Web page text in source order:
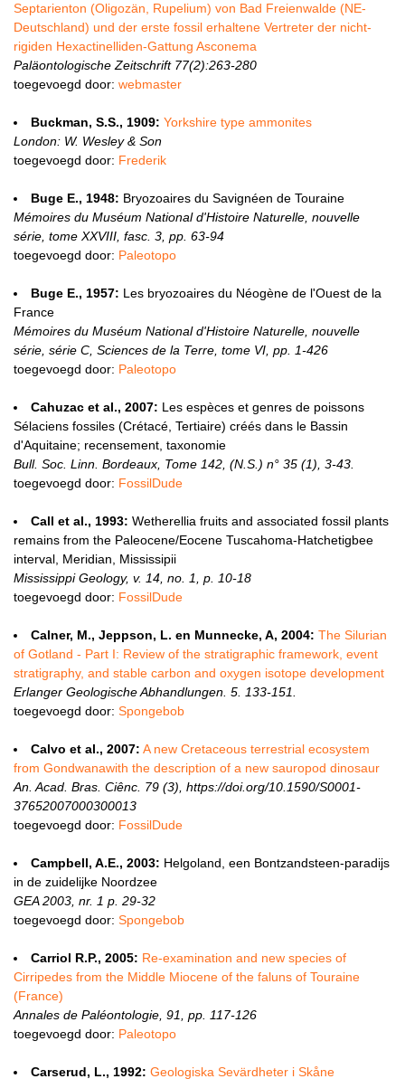
Septarienton (Oligozän, Rupelium) von Bad Freienwalde (NE-
Deutschland) und der erste fossil erhaltene Vertreter der nicht-
rigiden Hexactinelliden-Gattung Asconema
Paläontologische Zeitschrift 77(2):263-280
toegevoegd door: webmaster
Buckman, S.S., 1909: Yorkshire type ammonites
London: W. Wesley & Son
toegevoegd door: Frederik
Buge E., 1948: Bryozoaires du Savignéen de Touraine
Mémoires du Muséum National d'Histoire Naturelle, nouvelle
série, tome XXVIII, fasc. 3, pp. 63-94
toegevoegd door: Paleotopo
Buge E., 1957: Les bryozoaires du Néogène de l'Ouest de la
France
Mémoires du Muséum National d'Histoire Naturelle, nouvelle
série, série C, Sciences de la Terre, tome VI, pp. 1-426
toegevoegd door: Paleotopo
Cahuzac et al., 2007: Les espèces et genres de poissons
Sélaciens fossiles (Crétacé, Tertiaire) créés dans le Bassin
d'Aquitaine; recensement, taxonomie
Bull. Soc. Linn. Bordeaux, Tome 142, (N.S.) n° 35 (1), 3-43.
toegevoegd door: FossilDude
Call et al., 1993: Wetherellia fruits and associated fossil plants
remains from the Paleocene/Eocene Tuscahoma-Hatchetigbee
interval, Meridian, Mississipii
Mississippi Geology, v. 14, no. 1, p. 10-18
toegevoegd door: FossilDude
Calner, M., Jeppson, L. en Munnecke, A, 2004: The Silurian
of Gotland - Part I: Review of the stratigraphic framework, event
stratigraphy, and stable carbon and oxygen isotope development
Erlanger Geologische Abhandlungen. 5. 133-151.
toegevoegd door: Spongebob
Calvo et al., 2007: A new Cretaceous terrestrial ecosystem
from Gondwanawith the description of a new sauropod dinosaur
An. Acad. Bras. Ciênc. 79 (3), https://doi.org/10.1590/S0001-
37652007000300013
toegevoegd door: FossilDude
Campbell, A.E., 2003: Helgoland, een Bontzandsteen-paradijs
in de zuidelijke Noordzee
GEA 2003, nr. 1 p. 29-32
toegevoegd door: Spongebob
Carriol R.P., 2005: Re-examination and new species of
Cirripedes from the Middle Miocene of the faluns of Touraine
(France)
Annales de Paléontologie, 91, pp. 117-126
toegevoegd door: Paleotopo
Carserud, L., 1992: Geologiska Sevärdheter i Skåne